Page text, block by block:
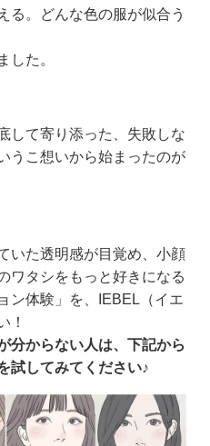
る。どんな色の服が似合う
した。
して寄り添った、失敗しな
うこ想いから始まったのが
いた透明感が目覚め、小顔
ワタシをもっと好きになる
ン体験」を、IEBEL（イエ
！
分からない人は、下記から
試してみてください♪